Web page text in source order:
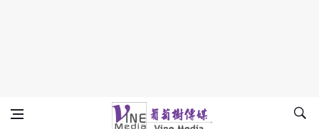
基督教獨栽
Vine Media
葡萄樹傳媒